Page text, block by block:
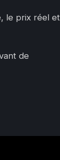
le prix réel et
de